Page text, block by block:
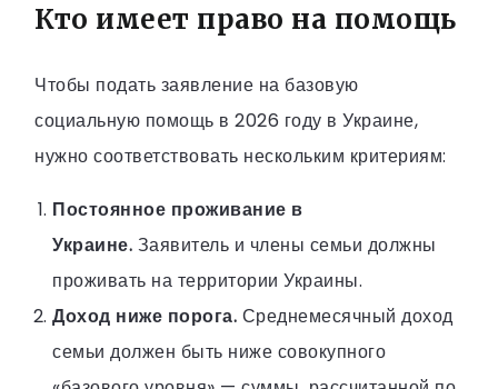
Кто имеет право на помощь
Чтобы подать заявление на базовую
социальную помощь в 2026 году в Украине,
нужно соответствовать нескольким критериям:
Постоянное проживание в
Украине. Заявитель и члены семьи должны
проживать на территории Украины.
Доход ниже порога. Среднемесячный доход
семьи должен быть ниже совокупного